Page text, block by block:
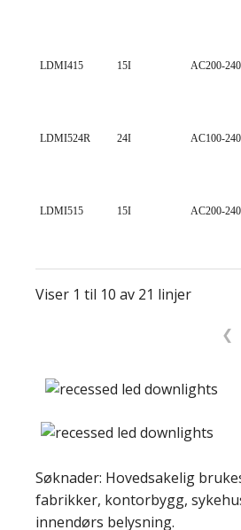
LDMI415 15I AC200-
LDMI524R 24I AC100-
LDMI515 15I AC200-
Viser 1 til 10 av 21 linjer
❮
Søknader: Hovedsakelig
fabrikker, kontorbygg,
innendørs belysning.